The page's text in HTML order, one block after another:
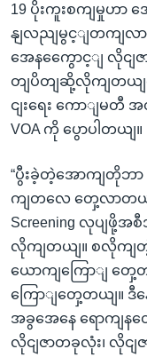
19 ပိုးကူးစကျမှုဟာ
နျလညျမွင့ျတကျလ
အေနကွေောင့ျ လိုင
တျပိတျဆို့လိုကျတယျလို့
ငျးရေး ကောျမတီ အ
VOA ကို ပွောပါတယျ။
“ပွီးခဲ့တဲ့အောကျတိုဘာ
ကျတလေ တှေ့လာတယ
Screening လုပျဖို့အ
လိုကျတယျ။ စလိုကျတဲ့
ယောကျကြောျ တှေ့
ကြောျတှေ့တယျ။ ဒီ
အခွအေနေ ရောကျနတ
လိုငျဇာတခုလုံး၊ လိုငျ